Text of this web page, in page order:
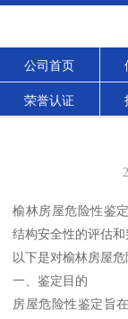
公司首页
荣誉认证
榆林房屋危险性鉴
结构安全性的评估和
以下是对榆林房屋
一、鉴定目的
房屋危险性鉴定旨